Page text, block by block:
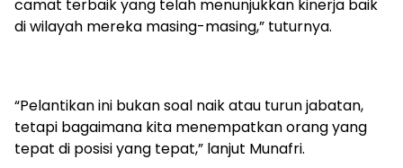
camat terbaik yang telah menunjukkan kinerja baik
di wilayah mereka masing-masing,” tuturnya.
“Pelantikan ini bukan soal naik atau turun jabatan,
tetapi bagaimana kita menempatkan orang yang
tepat di posisi yang tepat,” lanjut Munafri.